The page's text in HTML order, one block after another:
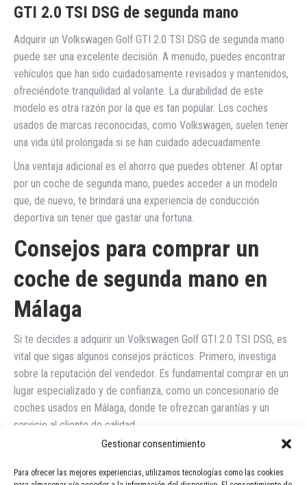
Gestionar consentimiento
Para ofrecer las mejores experiencias, utilizamos tecnologías como las cookies
GTI 2.0 TSI DSG de segunda mano
Adquirir un Volkswagen Golf GTI 2.0 TSI DSG de segunda mano
puede ser una excelente decisión. A menudo, puedes encontrar
vehículos que han sido cuidadosamente revisados y mantenidos,
ofreciéndote tranquilidad al volante. La durabilidad de este
modelo es otra razón por la que es tan popular. Los coches
usados de marcas reconocidas, como Volkswagen, suelen tener
una vida útil prolongada si se han cuidado adecuadamente.
Una ventaja adicional es el ahorro que puedes obtener. Al optar
por un coche de segunda mano, puedes acceder a un modelo
que, de nuevo, te brindará una experiencia de conducción
deportiva sin tener que gastar una fortuna.
Consejos para comprar un
coche de segunda mano en
Málaga
Si te decides a adquirir un Volkswagen Golf GTI 2.0 TSI DSG, es
vital que sigas algunos consejos prácticos. Primero, investiga
sobre la reputación del vendedor. Es fundamental comprar en un
lugar especializado y de confianza, como un concesionario de
coches usados en Málaga, donde te ofrezcan garantías y un
servicio al cliente de calidad.
Consulta también la documentación necesaria para comprar un
coche de segunda mano. Asegúrate de que todos los papeles